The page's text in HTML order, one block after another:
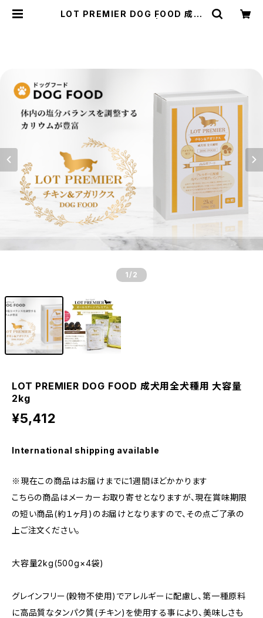
LOT PREMIER DOG FOOD 成犬
1 /2
LOT PREMIER DOG FOOD 成犬用全犬種用 大容量
2kg
¥5,412
International shipping available
※現在この商品はお届けまでに1週間ほどかかります
こちらの商品はメーカーお取り寄せとなりますが、現在賞味期限
の短い商品(約１ヶ月)のお届けとなりますので、その点ご了承の
上ご注文ください。
大容量2kg(500g×4袋)
グレインフリー(穀物不使用)でアレルギーに配慮し、第一種原料
に高品質なタンパク質(チキン)を使用する事により、美味しさも